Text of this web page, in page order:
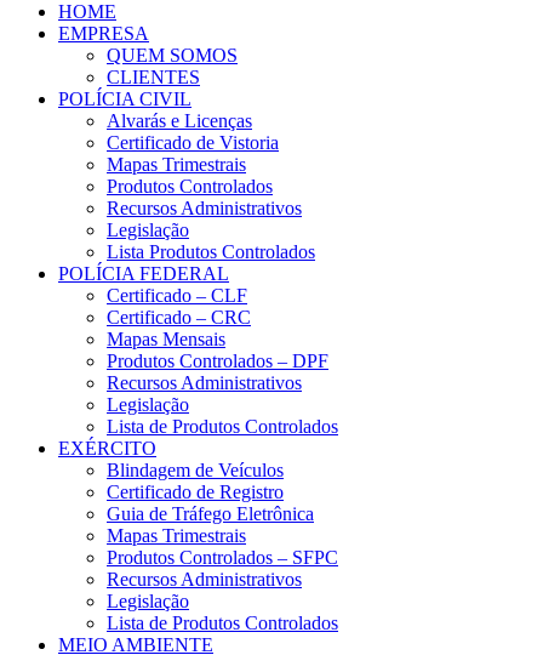
HOME
EMPRESA
QUEM SOMOS
CLIENTES
POLÍCIA CIVIL
Alvarás e Licenças
Certificado de Vistoria
Mapas Trimestrais
Produtos Controlados
Recursos Administrativos
Legislação
Lista Produtos Controlados
POLÍCIA FEDERAL
Certificado – CLF
Certificado – CRC
Mapas Mensais
Produtos Controlados – DPF
Recursos Administrativos
Legislação
Lista de Produtos Controlados
EXÉRCITO
Blindagem de Veículos
Certificado de Registro
Guia de Tráfego Eletrônica
Mapas Trimestrais
Produtos Controlados – SFPC
Recursos Administrativos
Legislação
Lista de Produtos Controlados
MEIO AMBIENTE